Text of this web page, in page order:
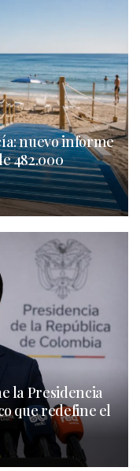
nuevo informe
482.000
la Presidencia
que redefine el